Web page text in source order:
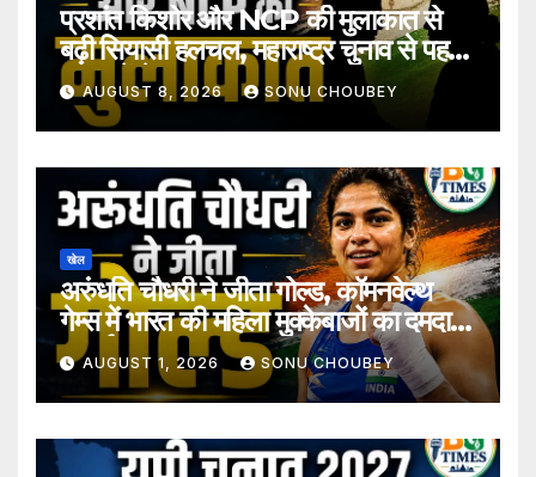
प्रशांत किशोर और NCP की मुलाकात से
बढ़ी सियासी हलचल, महाराष्ट्र चुनाव से पहले
अटकलें तेज
AUGUST 8, 2026 SONU CHOUBEY
खेल
अरुंधति चौधरी ने जीता गोल्ड, कॉमनवेल्थ
गेम्स में भारत की महिला मुक्केबाजों का दमदार
प्रदर्शन
AUGUST 1, 2026 SONU CHOUBEY